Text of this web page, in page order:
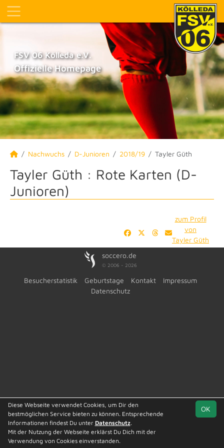
FSV 06 Kölleda e.V.
Offizielle Homepage
Nachwuchs D-Junioren 2018/19 Tayler Güth
Tayler Güth : Rote Karten (D-
Junioren)
zum Profil
von
Tayler Güth
soccero.de
© 2006 - 2026
Besucherstatistik Geburtstage Kontakt
Impressum
Datenschutz
OK
Diese Webseite verwendet Cookies, um Dir den
bestmöglichen Service bieten zu können. Entsprechende
Informationen findest Du unter Datenschutz.
Mit der Nutzung der Webseite erklärst Du Dich mit der
Verwendung von Cookies einverstanden.